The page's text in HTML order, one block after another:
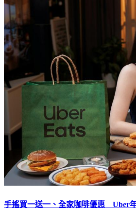
手搖買一送一、全家咖啡優惠 Uber